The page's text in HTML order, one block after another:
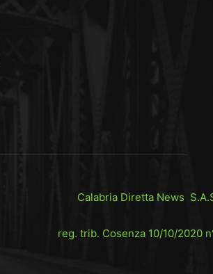
Calabria Diretta News
reg. trib. Cosenza 10/10/2020